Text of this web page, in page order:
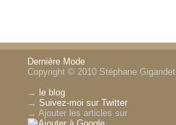
Dernière Mode
Copyright © 2010 Stéphane Gigandet
→ le blog
→Suivez-moi sur Twitter
→ Ajouter les articles sur